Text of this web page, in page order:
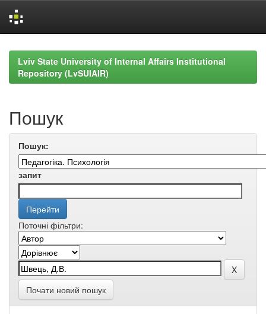
navigationLviv State University of Internal Affairs Institutional
Repository (LvSUIAIR)
Пошук
Пошук:
запит
Поточні фільтри:
Почати новий пошук